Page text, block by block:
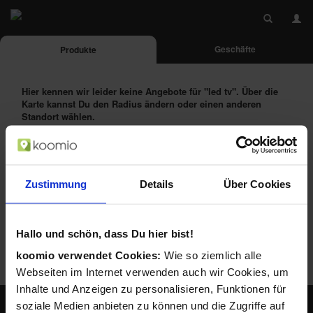
Zustimmung Details Über Cookies
Hallo und schön, dass Du hier bist!
koomio verwendet Cookies: Wie so ziemlich alle
Webseiten im Internet verwenden auch wir Cookies, um
Inhalte und Anzeigen zu personalisieren, Funktionen für
soziale Medien anbieten zu können und die Zugriffe auf
Produkte Geschäfte
Hier kennen wir leider keine Angebote für "led tv". Über die
Karte kannst Du den Radius ändern oder einen anderen
Standort wählen.